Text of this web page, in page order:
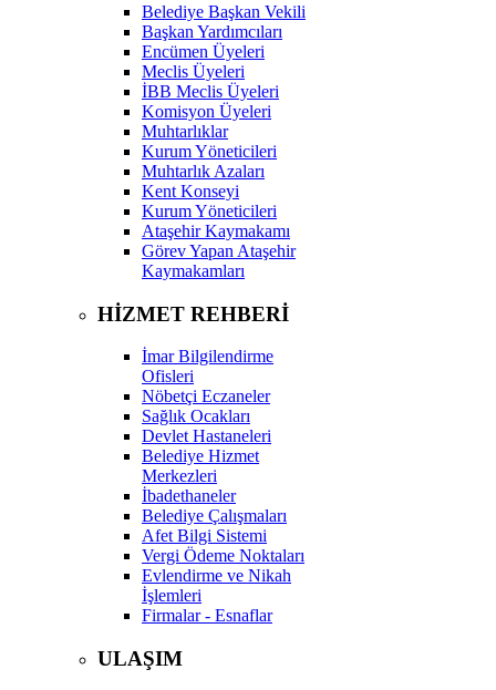
Belediye Başkan Vekili
Başkan Yardımcıları
Encümen Üyeleri
Meclis Üyeleri
İBB Meclis Üyeleri
Komisyon Üyeleri
Muhtarlıklar
Kurum Yöneticileri
Muhtarlık Azaları
Kent Konseyi
Kurum Yöneticileri
Ataşehir Kaymakamı
Görev Yapan Ataşehir
Kaymakamları
HİZMET REHBERİ
İmar Bilgilendirme
Ofisleri
Nöbetçi Eczaneler
Sağlık Ocakları
Devlet Hastaneleri
Belediye Hizmet
Merkezleri
İbadethaneler
Belediye Çalışmaları
Afet Bilgi Sistemi
Vergi Ödeme Noktaları
Evlendirme ve Nikah
İşlemleri
Firmalar - Esnaflar
ULAŞIM